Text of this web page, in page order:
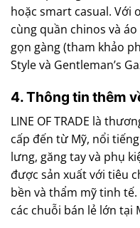
hoặc smart casual. Với
cùng quần chinos và
gọn gàng (tham khảo
Style và Gentleman’s
4. Thông tin thêm
LINE OF TRADE là
cấp đến từ Mỹ, nổi
lưng, găng tay và phụ
được sản xuất với tiêu
bền và thẩm mỹ tinh
các chuỗi bán lẻ lớn tại